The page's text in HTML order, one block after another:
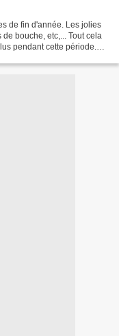
de fin d'année. Les jolies
bouche, etc,... Tout cela
pendant cette période.